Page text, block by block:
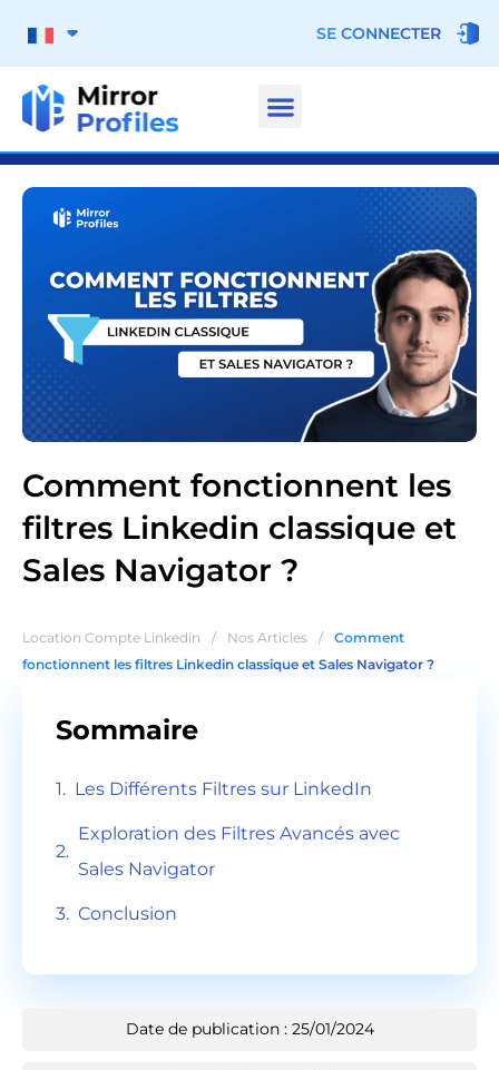
SE CONNECTER
Comment fonctionnent les
filtres Linkedin classique et
Sales Navigator ?
Location Compte Linkedin / Nos Articles /
Comment
fonctionnent les filtres Linkedin classique et Sales Navigator ?
Sommaire
Les Différents Filtres sur LinkedIn
Exploration des Filtres Avancés avec
Sales Navigator
Conclusion
Date de publication : 25/01/2024